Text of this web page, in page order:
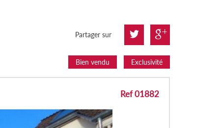
Partager sur
Bien vendu Exclusivité
Ref 01882